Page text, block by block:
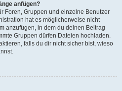
anfügen?
Foren, Gruppen und einzelne Benutzer
hat es möglicherweise nicht
anzufügen, in dem du deinen Beitrag
Gruppen dürfen Dateien hochladen.
falls du dir nicht sicher bist, wieso